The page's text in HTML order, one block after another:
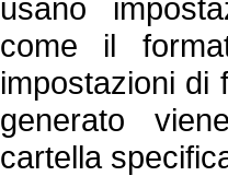
usano
come il
impostazioni di
generato
cartella